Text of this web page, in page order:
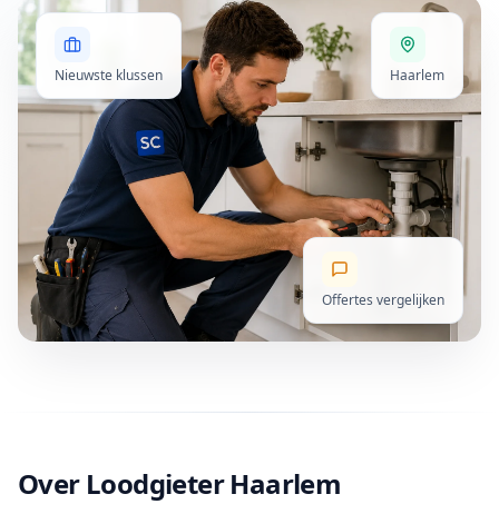
Nieuwste klussen Haarlem
Offertes vergelijken
Over Loodgieter Haarlem